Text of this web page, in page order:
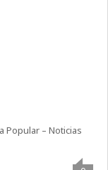
Popular – Noticias